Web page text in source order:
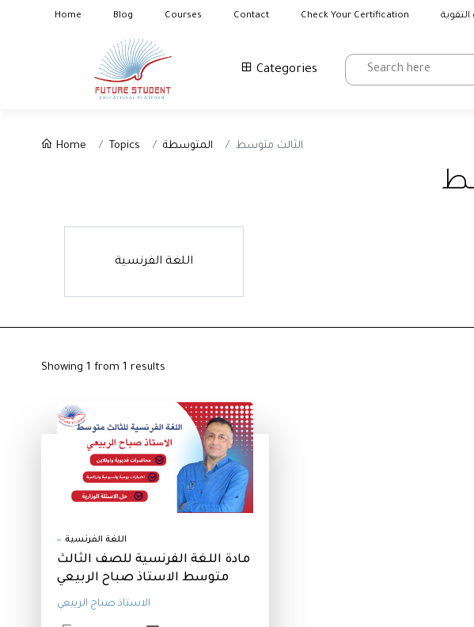
Home Blog Courses Contact Check Your Certification
Categories
Home Topics المتوسطة الثالث متوسط
اللغة الفرنسية
Showing 1 from 1 results
اللغة الفرنسية
مادة اللغة الفرنسية للصف الثالث
متوسط الاستاذ صباح الربيعي
الاستاذ صباح الربيعي